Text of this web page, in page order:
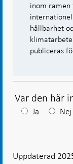
inom ramen
hållbarhet
publiceras
Var den här
Efter
visas
Ja Nej
Uppdaterad